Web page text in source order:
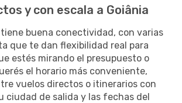
y con escala a Goiânia
tiene buena conectividad, con varias
que te dan flexibilidad real para
estés mirando el presupuesto o
el horario más conveniente,
vuelos directos o itinerarios con
ciudad de salida y las fechas del